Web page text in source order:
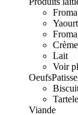
Yaourt
Lait
Voir
Oeufs
Viande